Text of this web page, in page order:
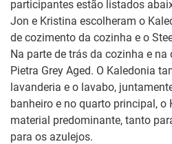
participantes estão listados
Jon e Kristina escolheram o
de cozimento da cozinha e o
Na parte de trás da cozinha e na
Pietra Grey Aged. O Kaledonia
lavanderia e o lavabo,
banheiro e no quarto principal,
material predominante, tanto
para os azulejos.